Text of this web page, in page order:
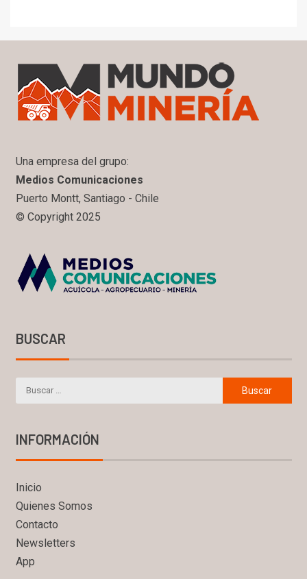
Una empresa del grupo:
Medios Comunicaciones
Puerto Montt, Santiago - Chile
© Copyright 2025
BUSCAR
INFORMACIÓN
Inicio
Quienes Somos
Contacto
Newsletters
App